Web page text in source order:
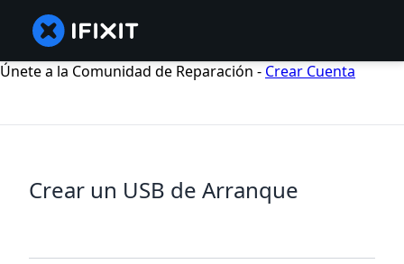
Únete a la Comunidad de Reparación - Crear Cuenta
Crear un USB de Arranque